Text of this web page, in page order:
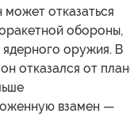
отказаться
обороны,
оружия. В
отказался от
взамен —